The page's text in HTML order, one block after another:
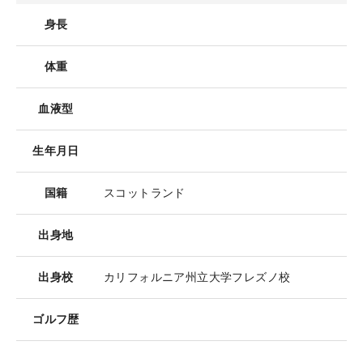
身長
体重
血液型
生年月日
国籍 スコットランド
出身地
出身校 カリフォルニア州立大学フレズノ校
ゴルフ歴